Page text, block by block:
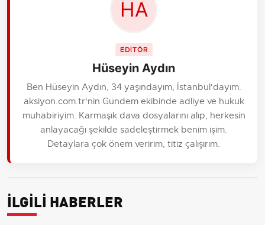
EDİTÖR
Hüseyin Aydın
Ben Hüseyin Aydın, 34 yaşındayım, İstanbul'dayım.
aksiyon.com.tr'nin Gündem ekibinde adliye ve hukuk
muhabiriyim. Karmaşık dava dosyalarını alıp, herkesin
anlayacağı şekilde sadeleştirmek benim işim.
Detaylara çok önem veririm, titiz çalışırım.
İLGİLİ HABERLER